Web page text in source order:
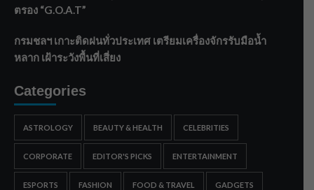
ตรอง “G.O.A.T”
กรมชลฯ เกาะติดฝนทั่วประเทศ เตรียมเครื่องจักรรับมือน้ำ
หลาก เฝ้าระวังพื้นที่เสี่ยง
Categories
ASTROLOGY BEAUTY & HEALTH CELEBRITIES
CORPORATE EDITOR'S PICKS ENTERTAINMENT
ESPORTS FASHION FOOD & TRAVEL GADGETS